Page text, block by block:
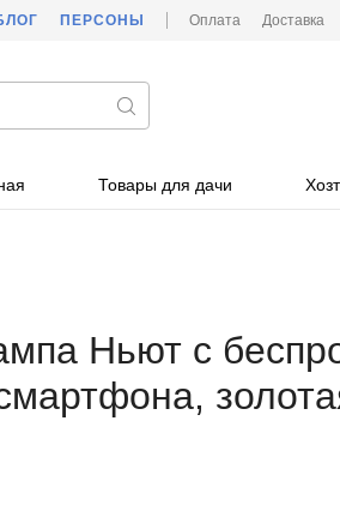
ПЕРСОНЫ Оплата Доставка
Товары для дачи
Ньют с